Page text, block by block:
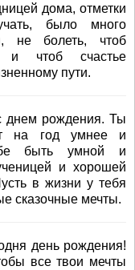
дома, отметки
было много
не болеть, чтоб
и чтоб счастье
пути.
днем рождения. Ты
на год умнее и
быть умной и
и хорошей
в жизни у тебя
сказочные мечты.
день рождения!
все твои мечты